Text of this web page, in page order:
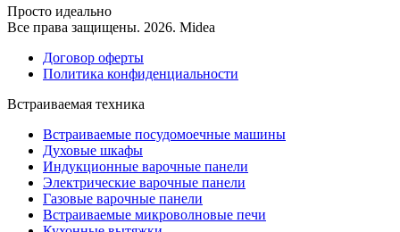
Просто идеально
Все права защищены. 2026. Midea
Договор оферты
Политика конфиденциальности
Встраиваемая техника
Встраиваемые посудомоечные машины
Духовые шкафы
Индукционные варочные панели
Электрические варочные панели
Газовые варочные панели
Встраиваемые микроволновые печи